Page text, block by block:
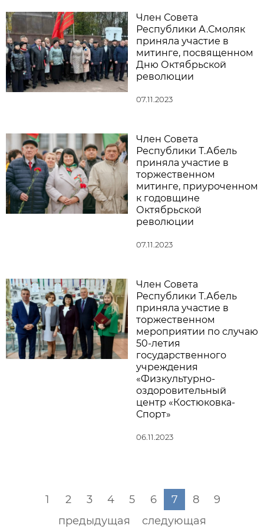
Член Совета
Республики А.Смоляк
приняла участие в
митинге, посвященном
Дню Октябрьской
революции
07.11.2023
Член Совета
Республики Т.Абель
приняла участие в
торжественном
митинге, приуроченном
к годовщине
Октябрьской
революции
07.11.2023
Член Совета
Республики Т.Абель
приняла участие в
торжественном
мероприятии по случаю
50-летия
государственного
учреждения
«Физкультурно-
оздоровительный
центр «Костюковка-
Спорт»
06.11.2023
предыдущая
1 2 3 4 5 6 7 8
9
следующая